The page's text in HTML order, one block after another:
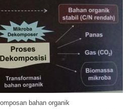
bahan organik